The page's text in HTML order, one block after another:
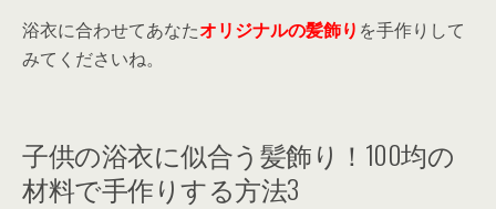
浴衣に合わせてあなたオリジナルの髪飾り を手作りして
みてくださいね。
子供の浴衣に似合う髪飾り！100均の
材料で手作りする方法3